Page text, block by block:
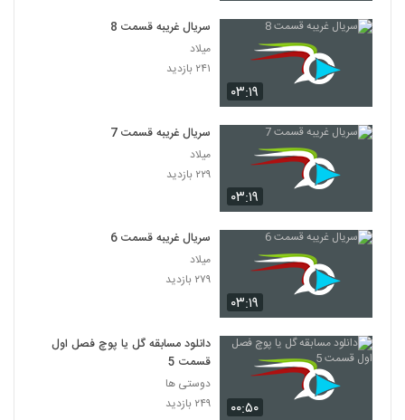
۰۳:۱۹
سریال غریبه قسمت 8
میلاد
۲۴۱ بازدید
۰۳:۱۹
سریال غریبه قسمت 7
میلاد
۲۲۹ بازدید
۰۳:۱۹
سریال غریبه قسمت 6
میلاد
۲۷۹ بازدید
۰۰:۵۰
دانلود مسابقه گل یا پوچ فصل اول
قسمت 5
دوستی ها
۲۴۹ بازدید